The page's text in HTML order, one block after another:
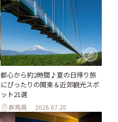
都心から約2時間♪夏の日帰り旅
にぴったりの関東＆近郊観光スポ
ット21選
群馬県 2026.07.20